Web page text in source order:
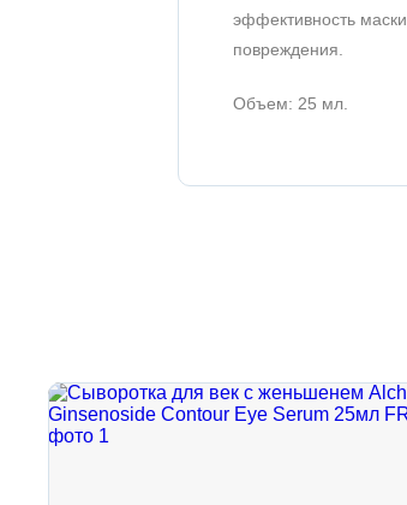
эффективность
повреждения.
Объем: 25 мл.